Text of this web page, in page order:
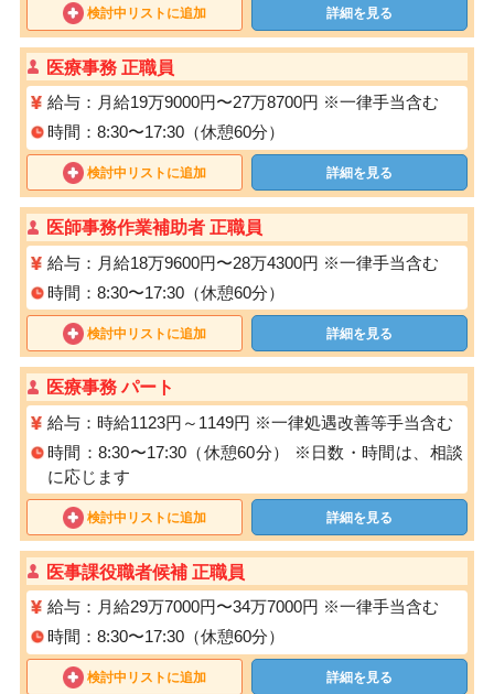
検討中リストに追加 詳細を見る
医療事務 正職員
給与：月給19万9000円〜27万8700円 ※一律手当含む
時間：8:30〜17:30（休憩60分）
検討中リストに追加 詳細を見る
医師事務作業補助者 正職員
給与：月給18万9600円〜28万4300円 ※一律手当含む
時間：8:30〜17:30（休憩60分）
検討中リストに追加 詳細を見る
医療事務 パート
給与：時給1123円～1149円 ※一律処遇改善等手当含む
時間：8:30〜17:30（休憩60分） ※日数・時間は、相談
に応じます
検討中リストに追加 詳細を見る
医事課役職者候補 正職員
給与：月給29万7000円〜34万7000円 ※一律手当含む
時間：8:30〜17:30（休憩60分）
検討中リストに追加 詳細を見る